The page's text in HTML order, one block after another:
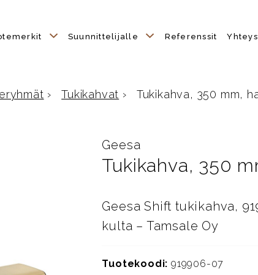
Suunnittelijalle Referenssit
› Tukikahvat › Tukikahva, 350 mm,
Geesa
Tukikahva, 350
Geesa Shift tukikahva,
kulta – Tamsale Oy
Tuotekoodi: 919906-07